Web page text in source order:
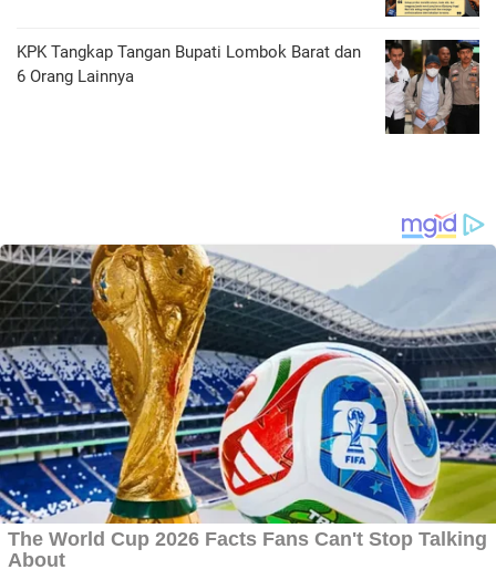
KPK Tangkap Tangan Bupati Lombok Barat dan
6 Orang Lainnya